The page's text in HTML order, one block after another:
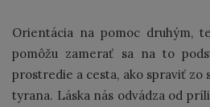
Orientácia na pomoc druhým,
pomôžu zamerať sa na to
prostredie a cesta, ako spraviť zo
tyrana. Láska nás odvádza od